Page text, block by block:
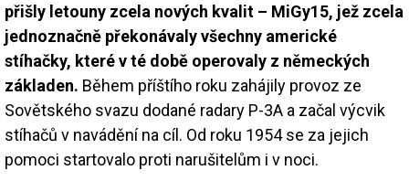
přišly letouny zcela nových kvalit – MiGy15, jež zcela
jednoznačně překonávaly všechny americké
stíhačky, které v té době operovaly z německých
základen. Během příštího roku zahájily provoz ze
Sovětského svazu dodané radary P-3A a začal výcvik
stíhačů v navádění na cíl. Od roku 1954 se za jejich
pomoci startovalo proti narušitelům i v noci.